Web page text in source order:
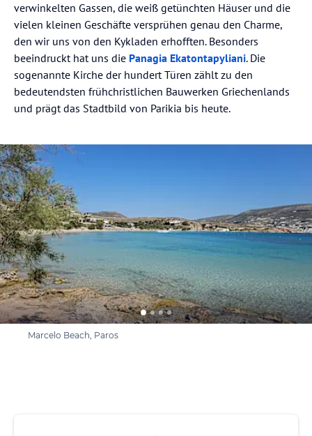
verwinkelten Gassen, die weiß getünchten Häuser und die
vielen kleinen Geschäfte versprühen genau den Charme,
den wir uns von den Kykladen erhofften. Besonders
beeindruckt hat uns die Panagia Ekatontapyliani. Die
sogenannte Kirche der hundert Türen zählt zu den
bedeutendsten frühchristlichen Bauwerken Griechenlands
und prägt das Stadtbild von Parikia bis heute.
Marcelo Beach, Paros